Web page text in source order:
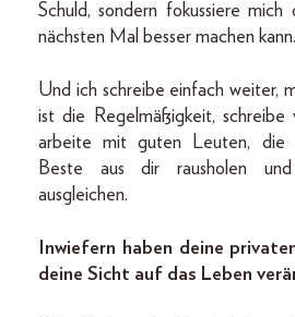
Schuld, sondern fokussiere mich
nächsten Mal besser machen kann.
Und ich schreibe einfach weiter,
ist die Regelmäßigkeit,
arbeite mit guten Leuten, die
Beste aus dir rausholen und
ausgleichen.
Inwiefern haben deine
deine Sicht auf das Leben